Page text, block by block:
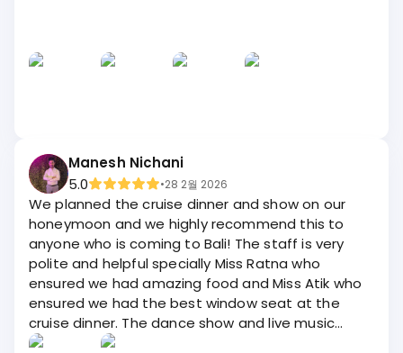
Manesh Nichani
5.0
•28 2월 2026
We planned the cruise dinner and show on our
honeymoon and we highly recommend this to
anyone who is coming to Bali! The staff is very
polite and helpful specially Miss Ratna who
ensured we had amazing food and Miss Atik who
ensured we had the best window seat at the
cruise dinner. The dance show and live music
along with bollywood songs made it really fun!